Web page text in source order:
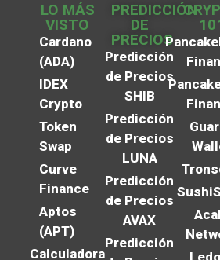
LO MÁS
VISTO
Cardano
(ADA)
IDEX
Crypto
Token
Swap
Curve
Finance
Aptos
(APT)
Calculadora
PREDICCIÓN
DE
PRECIOS
Predicción
de Precios
SHIB
Predicción
de Precios
LUNA
Predicción
de Precios
AVAX
Predicción